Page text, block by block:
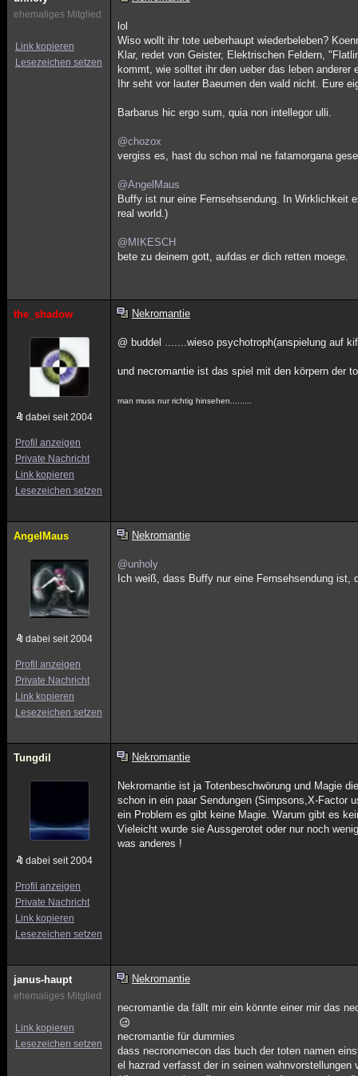
ehemaliges Mitglied
Link kopieren
Lesezeichen setzen
lol
Wiso wollt ihr tote ueberhaupt wiederbeleben?
Klar, redet von Geister, Elektrischen Feldern,
kommt, wie solltet ihr den ueber das leben anderer
Ihr seht vor lauter Baeumen den wald nicht. Eure
Barbarus hic ergo sum, quia non intellegor ulli.
@chozox
vergiss es, hast du schon mal ne fatamorgana
@AngelMaus
Buffy ist nur eine Fernsehsendung. In Wirklichkeit
real world.)
@MIKESCH
bete zu deinem gott, aufdas er dich retten moege.
the_shadow
dabei seit 2004
Profil anzeigen
Private Nachricht
Link kopieren
Lesezeichen setzen
Nekromantie
@ buddel .......wieso psychotroph(anspielung auf
und necromantie ist das spiel mit den körpern der
man muss nur richtig hinsehen.........
AngelMaus
dabei seit 2004
Profil anzeigen
Private Nachricht
Link kopieren
Lesezeichen setzen
Nekromantie
@unholy
Ich weiß, dass Buffy nur eine Fernsehsendung ist,
Tungdil
dabei seit 2004
Profil anzeigen
Private Nachricht
Link kopieren
Lesezeichen setzen
Nekromantie
Nekromantie ist ja Totenbeschwörung und Magie
schon in ein paar Sendungen (Simpsons,X-Factor
ein Problem es gibt keine Magie. Warum gibt es
Vieleicht wurde sie Aussgerotet oder nur noch
was anderes !
janus-haupt
ehemaliges Mitglied
Link kopieren
Lesezeichen setzen
Nekromantie
necromantie da fällt mir ein könnte einer mir das
necromantie für dummies
dass necronomecon das buch der toten namen
el hazrad verfasst der in seinen